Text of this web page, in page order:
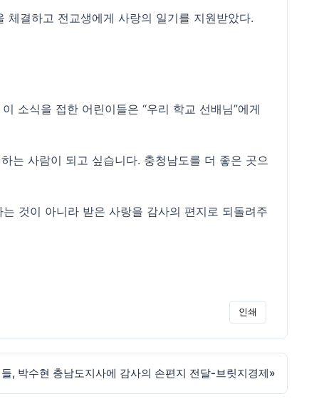
체결하고 전교생에게 사랑의 일기를 지원받았다.
소식을 접한 어린이들은 “우리 학교 선배님”에게
는 사람이 되고 싶습니다. 충청남도를 더 좋은 곳으
것이 아니라 받은 사랑을 감사의 편지로 되돌려주
인쇄
, 박수현 충남도지사에 감사의 손편지 전달-브릿지경제»